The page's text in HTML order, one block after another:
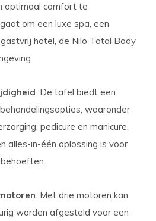
optimaal comfort te
om een luxe spa, een
hotel, de Nilo Total Body
: De tafel biedt een
waaronder
pedicure en manicure,
alles-in-één oplossing is voor
: Met drie motoren kan
worden afgesteld voor een